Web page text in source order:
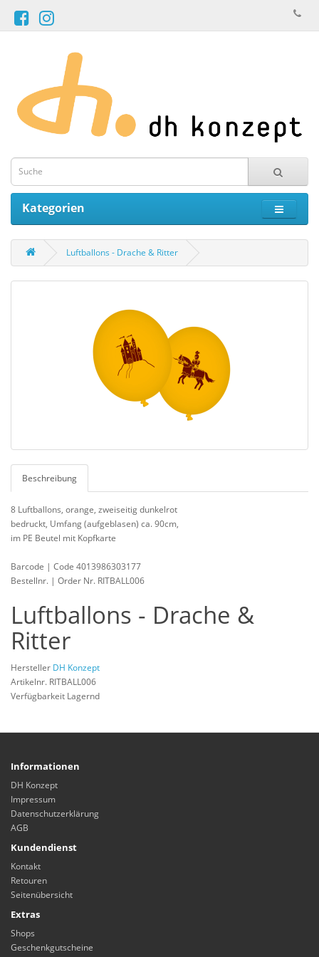
Kategorien
Luftballons - Drache & Ritter
Beschreibung
8 Luftballons, orange, zweiseitig dunkelrot
bedruckt, Umfang (aufgeblasen) ca. 90cm,
im PE Beutel mit Kopfkarte
Barcode | Code 4013986303177
Bestellnr. | Order Nr. RITBALL006
Luftballons - Drache &
Ritter
Hersteller DH Konzept
Artikelnr. RITBALL006
Verfügbarkeit Lagernd
Informationen
DH Konzept
Impressum
Datenschutzerklärung
AGB
Kundendienst
Kontakt
Retouren
Seitenübersicht
Extras
Shops
Geschenkgutscheine